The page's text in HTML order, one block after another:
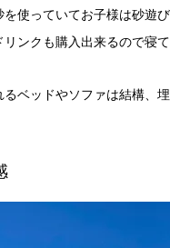
使っていてお子様は砂遊
ンクも購入出来るので寝
ベッドやソファは結構、